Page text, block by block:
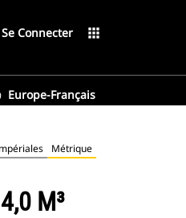
Se Connecter apps
Europe-Français
Métrique
M³